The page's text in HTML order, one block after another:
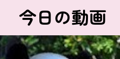
今日の動画